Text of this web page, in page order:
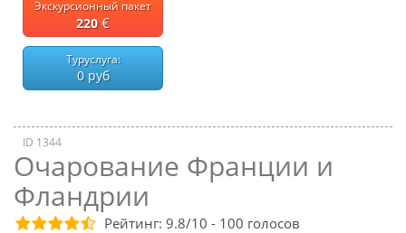
Экскурсионный пакет
220€
Туруслуга:
0 руб
ID 1344
Очарование Франции и
Фландрии
Рейтинг: 9.8/10 - 100 голосов